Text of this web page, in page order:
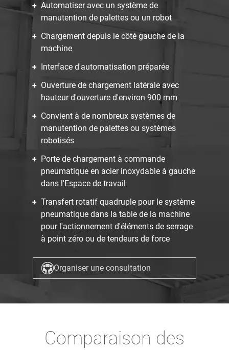
Automatiser avec un système de
manutention de palettes ou un robot
Chargement depuis le côté gauche de la
machine
Interface d'automatisation préparée
Ouverture de chargement latérale avec
hauteur d'ouverture d'environ 900 mm
Convient à de nombreux systèmes de
manutention de palettes ou systèmes
robotisés
Porte de chargement à commande
pneumatique en acier inoxydable à gauche
dans l'Espace de travail
Transfert rotatif quadruple pour le système
pneumatique dans la table de la machine
pour l'actionnement d'éléments de serrage
à point zéro ou de tendeurs de force
Organiser une consultation
Comparaison des